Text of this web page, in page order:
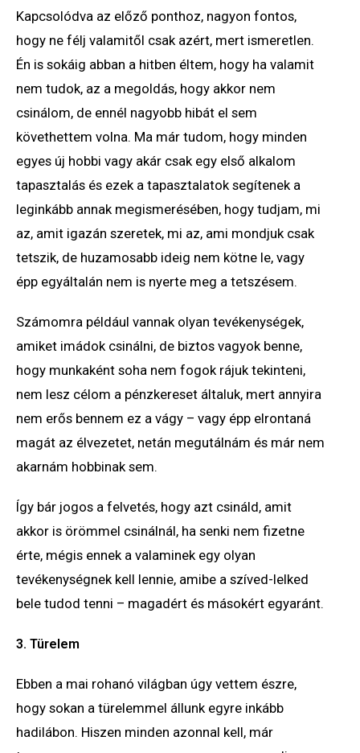
Kapcsolódva az előző ponthoz, nagyon fontos,
hogy ne félj valamitől csak azért, mert ismeretlen.
Én is sokáig abban a hitben éltem, hogy ha valamit
nem tudok, az a megoldás, hogy akkor nem
csinálom, de ennél nagyobb hibát el sem
követhettem volna. Ma már tudom, hogy minden
egyes új hobbi vagy akár csak egy első alkalom
tapasztalás és ezek a tapasztalatok segítenek a
leginkább annak megismerésében, hogy tudjam, mi
az, amit igazán szeretek, mi az, ami mondjuk csak
tetszik, de huzamosabb ideig nem kötne le, vagy
épp egyáltalán nem is nyerte meg a tetszésem.
Számomra például vannak olyan tevékenységek,
amiket imádok csinálni, de biztos vagyok benne,
hogy munkaként soha nem fogok rájuk tekinteni,
nem lesz célom a pénzkereset általuk, mert annyira
nem erős bennem ez a vágy – vagy épp elrontaná
magát az élvezetet, netán megutálnám és már nem
akarnám hobbinak sem.
Így bár jogos a felvetés, hogy azt csináld, amit
akkor is örömmel csinálnál, ha senki nem fizetne
érte, mégis ennek a valaminek egy olyan
tevékenységnek kell lennie, amibe a szíved-lelked
bele tudod tenni – magadért és másokért egyaránt.
3. Türelem
Ebben a mai rohanó világban úgy vettem észre,
hogy sokan a türelemmel állunk egyre inkább
hadilábon. Hiszen minden azonnal kell, már